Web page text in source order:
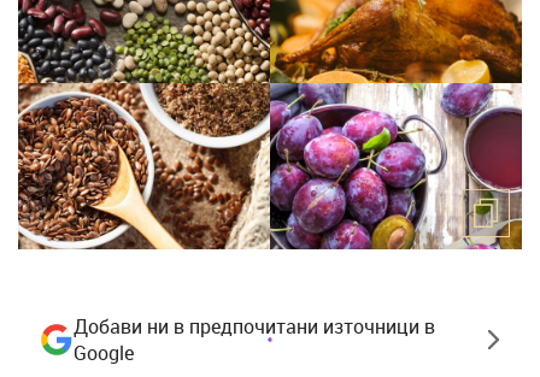
Добави ни в предпочитани източници в
Google